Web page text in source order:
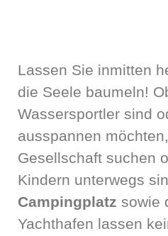
Lassen Sie inmitten
die Seele baumeln!
Wassersportler sind
ausspannen
Gesellschaft suchen
Kindern unterwegs
Campingplatz sowie
Yachthafen lassen